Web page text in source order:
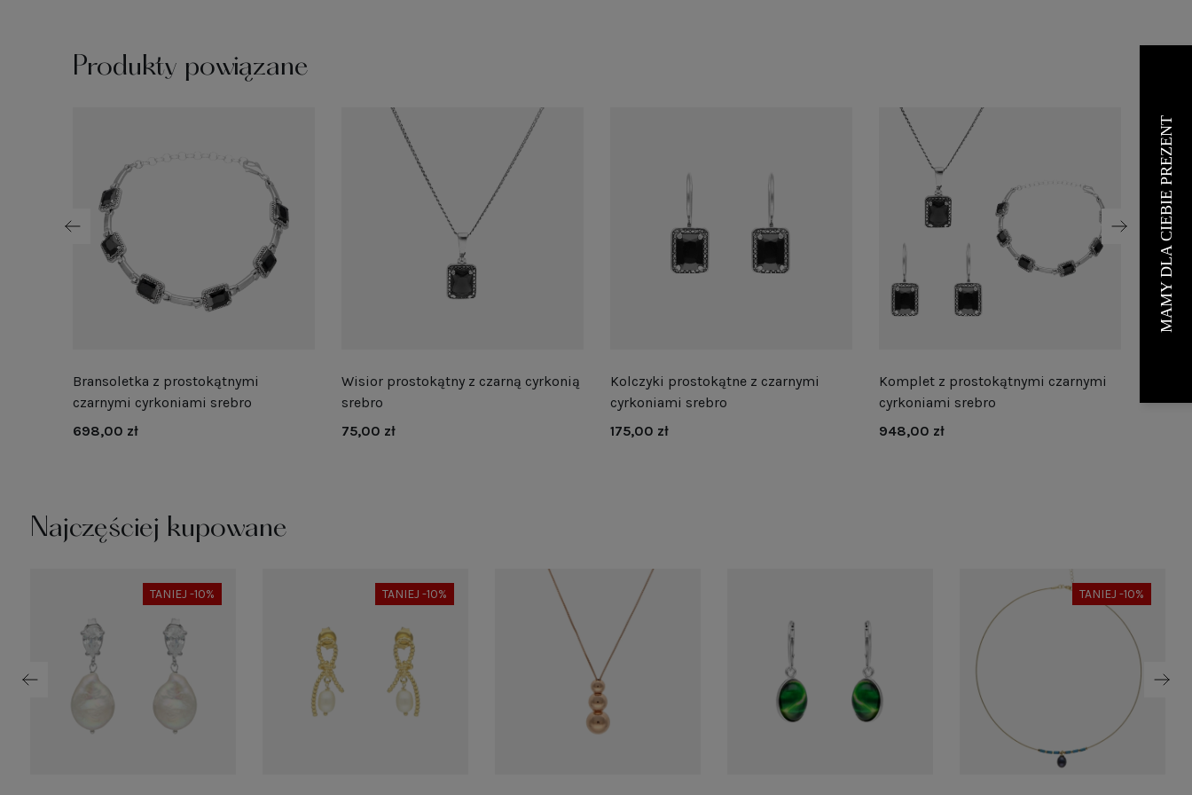
Produkty powiązane
Bransoletka z prostokątnymi
czarnymi cyrkoniami srebro
698,00 zł
Wisior prostokątny z czarną cyrkonią
srebro
75,00 zł
Kolczyki prostokątne z czarnymi
cyrkoniami srebro
175,00 zł
Komplet z prostokątnymi czarnymi
cyrkoniami srebro
948,00 zł
Najczęściej kupowane
TANIEJ -10% TANIEJ -10% TANIEJ -10%